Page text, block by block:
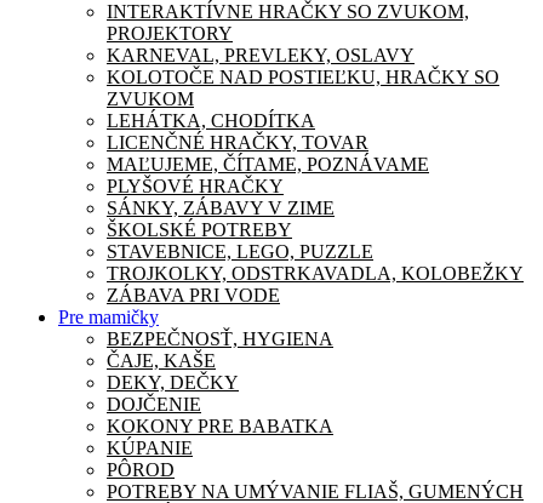
INTERAKTÍVNE HRAČKY SO ZVUKOM,
PROJEKTORY
KARNEVAL, PREVLEKY, OSLAVY
KOLOTOČE NAD POSTIEĽKU, HRAČKY SO
ZVUKOM
LEHÁTKA, CHODÍTKA
LICENČNÉ HRAČKY, TOVAR
MAĽUJEME, ČÍTAME, POZNÁVAME
PLYŠOVÉ HRAČKY
SÁNKY, ZÁBAVY V ZIME
ŠKOLSKÉ POTREBY
STAVEBNICE, LEGO, PUZZLE
TROJKOLKY, ODSTRKAVADLA, KOLOBEŽKY
ZÁBAVA PRI VODE
Pre mamičky
BEZPEČNOSŤ, HYGIENA
ČAJE, KAŠE
DEKY, DEČKY
DOJČENIE
KOKONY PRE BABATKA
KÚPANIE
PÔROD
POTREBY NA UMÝVANIE FLIAŠ, GUMENÝCH